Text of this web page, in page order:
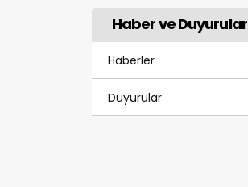
Haber ve Duyurular
Haberler
Duyurular